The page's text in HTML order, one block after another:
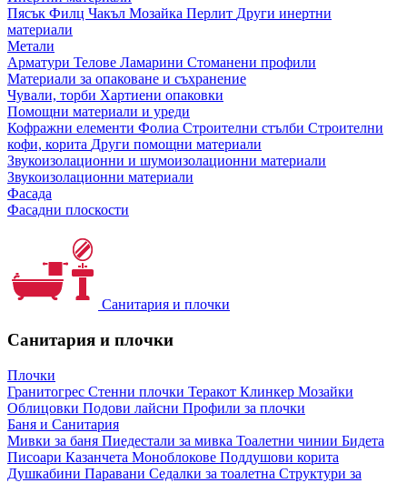
Пясък Филц Чакъл Мозайкa Перлит Други инертни
материали
Метали
Арматури Телове Ламарини Стоманени профили
Материали за опаковане и съхранение
Чували, торби Хартиени опаковки
Помощни материали и уреди
Кофражни елементи Фолиа Строителни стълби Строителни
кофи, корита Други помощни материали
Звукоизолационни и шумоизолационни материали
Звукоизолационни материали
Фасада
Фасадни плоскости
Санитария и плочки
Санитария и плочки
Плочки
Гранитогрес Стенни плочки Теракот Клинкер Мозайки
Облицовки Подови лайсни Профили за плочки
Баня и Санитария
Мивки за баня Пиедестали за мивка Тоалетни чинии Бидета
Писоари Казанчета Моноблокове Поддушови корита
Душкабини Паравани Седалки за тоалетна Структури за